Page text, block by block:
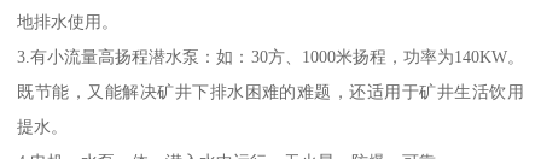
地排水使用。
3.有小流量高扬程潜水泵：如：30方、1000米扬程，功率为140KW。
既节能，又能解决矿井下排水困难的难题，还适用于矿井生活饮用
提水。